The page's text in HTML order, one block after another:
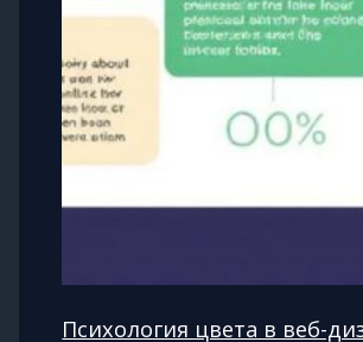
Психология цвета в веб-